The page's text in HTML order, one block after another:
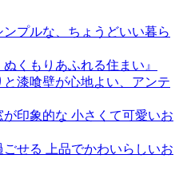
プルな、ちょうどいい暮ら
くもりあふれる住まい』
漆喰壁が心地よい、アンテ
印象的な 小さくて可愛いお
せる 上品でかわいらしいお